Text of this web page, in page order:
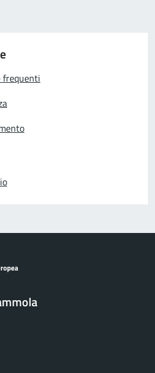
frequenti